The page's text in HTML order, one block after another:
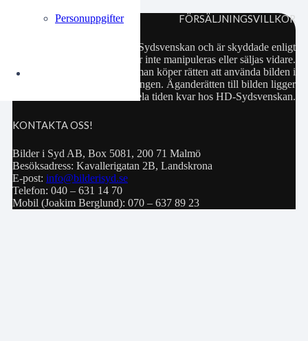
Personuppgifter FÖRSÄLJNINGSVILLKOR
Samtliga bilder hör till HD-Sydsvenskan och är skyddade enligt
upphovsrättslagen. De får inte manipuleras eller säljas vidare.
Köp av bild innebär att man köper rätten att använda bilden i
privat bruk eller för publiceringen. Äganderätten till bilden ligger
hela tiden kvar hos HD-Sydsvenskan.
KONTAKTA OSS!
Bilder i Syd AB, Box 5081, 200 71 Malmö
Besöksadress: Kavallerigatan 2B, Landskrona
E-post: info@bilderisyd.se
Telefon: 040 – 631 14 70
Mobil (Joakim Berglund): 070 – 637 89 23